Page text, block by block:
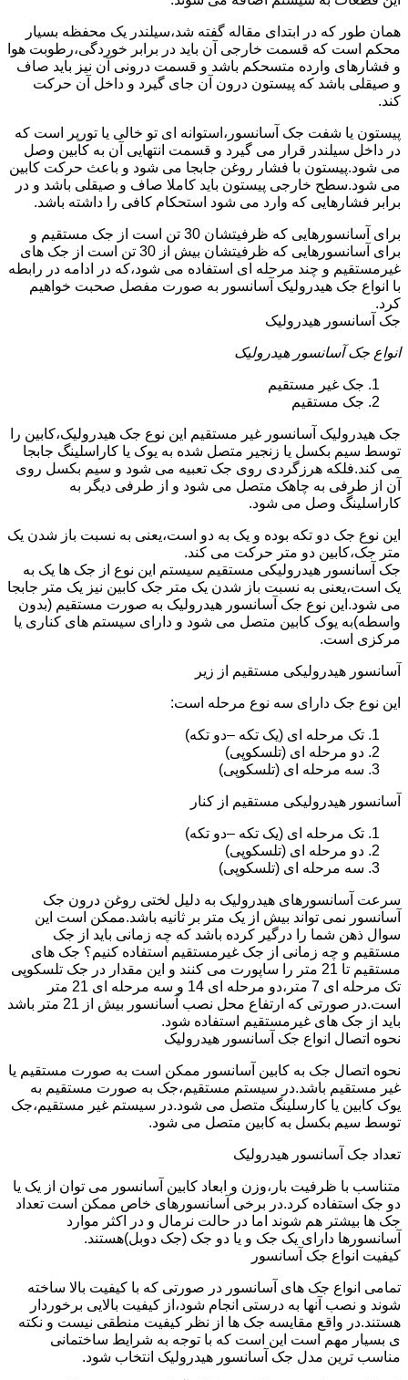
همان طور که در ابتدای مقاله گفته شد،سیلندر یک محفظه بسیار
محکم است که قسمت خارجی آن باید در برابر خوردگی،رطوبت هوا
و فشارهای وارده متسحکم باشد و قسمت درونی آن نیز باید صاف
و صیقلی باشد که پیستون درون آن جای گیرد و داخل آن حرکت
کند.
پیستون یا شفت جک آسانسور،استوانه ای تو خالی یا تورپر است که
در داخل سیلندر قرار می گیرد و قسمت انتهایی آن به کابین وصل
می شود.پیستون با فشار روغن جابجا می شود و باعث حرکت کابین
می شود.سطح خارجی پیستون باید کاملا صاف و صیقلی باشد و در
برابر فشارهایی که وارد می شود استحکام کافی را داشته باشد.
برای آسانسورهایی که ظرفیتشان 30 تن است از جک مستقیم و
برای آسانسورهایی که ظرفیتشان بیش از 30 تن است از جک های
غیرمستقیم و چند مرحله ای استفاده می شود،که در ادامه در رابطه
با انواع جک هیدرولیک آسانسور به صورت مفصل صحبت خواهیم
کرد.
جک آسانسور هیدرولیک
انواع جک آسانسور هیدرولیک
جک غیر مستقیم
جک مستقیم
جک هیدرولیک آسانسور غیر مستقیم این نوع جک هیدرولیک،کابین را
توسط سیم بکسل یا زنجیر متصل شده به یوک یا کاراسلینگ جابجا
می کند.فلکه هرزگردی روی جک تعبیه می شود و سیم بکسل روی
آن از طرفی به چاهک متصل می شود و از طرفی دیگر به
کاراسلینگ وصل می شود.
این نوع جک دو تکه بوده و یک به دو است،یعنی به نسبت باز شدن یک
متر جک،کابین دو متر حرکت می کند.
جک آسانسور هیدرولیکی مستقیم سیستم این نوع از جک ها یک به
یک است،یعنی به نسبت باز شدن یک متر جک کابین نیز یک متر جابجا
می شود.این نوع جک آسانسور هیدرولیک به صورت مستقیم (بدون
واسطه)به یوک کابین متصل می شود و دارای سیستم های کناری یا
مرکزی است.
آسانسور هیدرولیکی مستقیم از زیر
این نوع جک دارای سه نوع مرحله است:
تک مرحله ای (یک تکه –دو تکه)
دو مرحله ای (تلسکوپی)
سه مرحله ای (تلسکوپی)
آسانسور هیدرولیکی مستقیم از کنار
تک مرحله ای (یک تکه –دو تکه)
دو مرحله ای (تلسکوپی)
سه مرحله ای (تلسکوپی)
سرعت آسانسورهای هیدرولیک به دلیل لختی روغن درون جک
آسانسور نمی تواند بیش از یک متر بر ثانیه باشد.ممکن است این
سوال ذهن شما را درگیر کرده باشد که چه زمانی باید از جک
مستقیم و چه زمانی از جک غیرمستقیم استفاده کنیم؟ جک های
مستقیم تا 21 متر را ساپورت می کنند و این مقدار در جک تلسکوپی
تک مرحله ای 7 متر،دو مرحله ای 14 و سه مرحله ای 21 متر
است.در صورتی که ارتفاع محل نصب آسانسور بیش از 21 متر باشد
باید از جک های غیرمستقیم استفاده شود.
نحوه اتصال انواع جک آسانسور هیدرولیک
نحوه اتصال جک به کابین آسانسور ممکن است به صورت مستقیم یا
غیر مستقیم باشد.در سیستم مستقیم،جک به صورت مستقیم به
یوک کابین یا کارسلینگ متصل می شود.در سیستم غیر مستقیم،جک
توسط سیم بکسل به کابین متصل می شود.
تعداد جک آسانسور هیدرولیک
متناسب با ظرفیت بار،وزن و ابعاد کابین آسانسور می توان از یک یا
دو جک استفاده کرد.در برخی آسانسورهای خاص ممکن است تعداد
جک ها بیشتر هم شوند اما در حالت نرمال و در اکثر موارد
آسانسورها دارای یک جک و یا دو جک (جک دوبل)هستند.
کیفیت انواع جک آسانسور
تمامی انواع جک های آسانسور در صورتی که با کیفیت بالا ساخته
شوند و نصب آنها به درستی انجام شود،از کیفیت بالایی برخوردار
هستند.در واقع مقایسه جک ها از نظر کیفیت منطقی نیست و نکته
ی بسیار مهم است این است که با توجه به شرایط ساختمانی
مناسب ترین مدل جک آسانسور هیدرولیک انتخاب شود.